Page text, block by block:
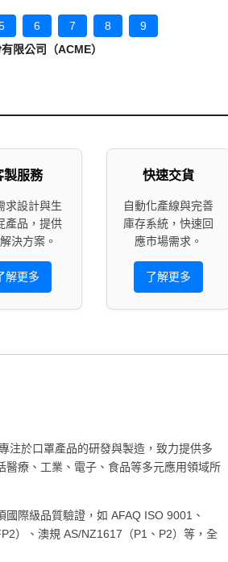
6 7 8
9
限公司（ACME）
製服務
求設計與生
產品，提供
決方案。
解更多
快速交貨
自動化產線與完善
庫存系統，快速回
應市場需求。
了解更多
注於口罩產品的研發與製造，致力提供多
療、工業、電子、食品等多元應用領域所
際級品質驗證，如 AFAQ ISO 9001、
）、澳規 AS/NZ1617（P1、P2）等，全